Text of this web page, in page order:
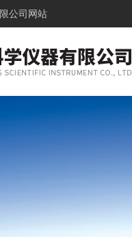
公司网站